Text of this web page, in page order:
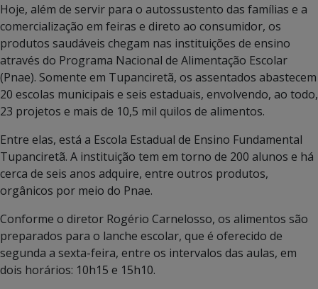
Hoje, além de servir para o autossustento das famílias e a
comercialização em feiras e direto ao consumidor, os
produtos saudáveis chegam nas instituições de ensino
através do Programa Nacional de Alimentação Escolar
(Pnae). Somente em Tupanciretã, os assentados abastecem
20 escolas municipais e seis estaduais, envolvendo, ao todo,
23 projetos e mais de 10,5 mil quilos de alimentos.
Entre elas, está a Escola Estadual de Ensino Fundamental
Tupanciretã. A instituição tem em torno de 200 alunos e há
cerca de seis anos adquire, entre outros produtos,
orgânicos por meio do Pnae.
Conforme o diretor Rogério Carnelosso, os alimentos são
preparados para o lanche escolar, que é oferecido de
segunda a sexta-feira, entre os intervalos das aulas, em
dois horários: 10h15 e 15h10.